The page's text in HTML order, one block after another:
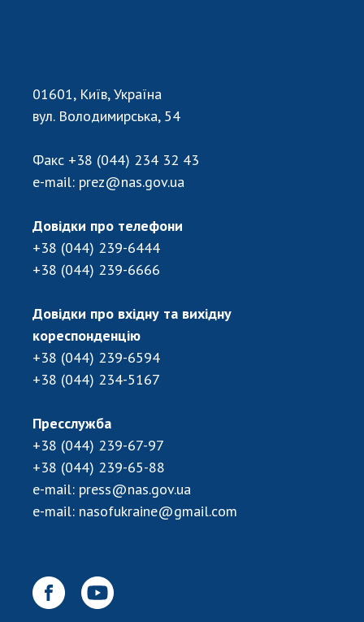
ПРОФСПІЛКА НАН УКРАЇНИ
01601, Київ, Україна
вул. Володимирська, 54
Факс +38 (044) 234 32 43
e-mail: prez@nas.gov.ua
Довідки про телефони
+38 (044) 239-6444
+38 (044) 239-6666
Довідки про вхідну та вихідну
кореспонденцію
+38 (044) 239-6594
+38 (044) 234-5167
Пресслужба
+38 (044) 239-67-97
+38 (044) 239-65-88
e-mail: press@nas.gov.ua
e-mail: nasofukraine@gmail.com